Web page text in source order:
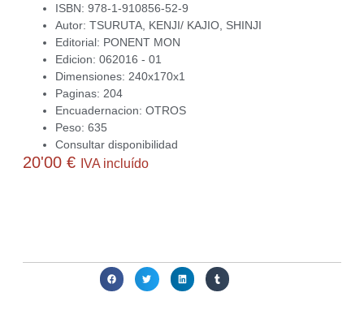
ISBN: 978-1-910856-52-9
Autor: TSURUTA, KENJI/ KAJIO, SHINJI
Editorial: PONENT MON
Edicion: 062016 - 01
Dimensiones: 240x170x1
Paginas: 204
Encuadernacion: OTROS
Peso: 635
Consultar disponibilidad
20'00 € IVA incluído